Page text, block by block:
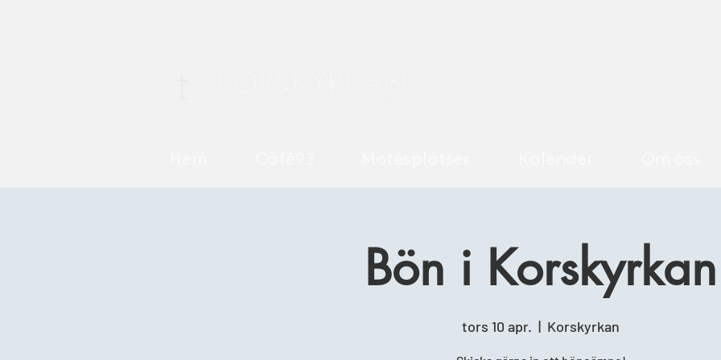
Bön i Korskyrkan
tors 10 apr.
  |
Korskyrkan